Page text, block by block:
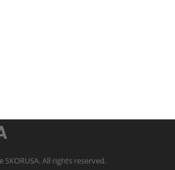
All rights reserved.